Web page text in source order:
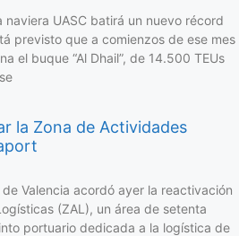
naviera UASC batirá un nuevo récord
previsto que a comienzos de ese mes
el buque “Al Dhail”, de 14.500 TEUs
la Zona de Actividades
Valencia acordó ayer la reactivación
(ZAL), un área de setenta
portuario dedicada a la logística de